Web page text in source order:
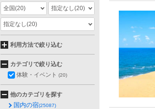
全国(20) 指定なし(20)
指定なし(20)
利用方法で絞り込む
カテゴリで絞り込む
体験・イベント (20)
他のカテゴリを探す
国内の宿(25087)